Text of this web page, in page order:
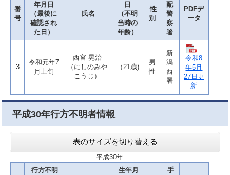
番
号
年月日
（最後に
確認され
た日）
氏名
日
（不明
当時の
年齢）
性
別
配
警
察
署
PDFデ
ータ
3
令和元年7
月上旬
西宮 晃治
（にしのみや
こうじ）
（21歳)
男
性
新
潟
西
署
令和8
年5月
27日更
新
平成30年行方不明者情報
表のサイズを切り替える
平成30年
行方不明
生年月
手